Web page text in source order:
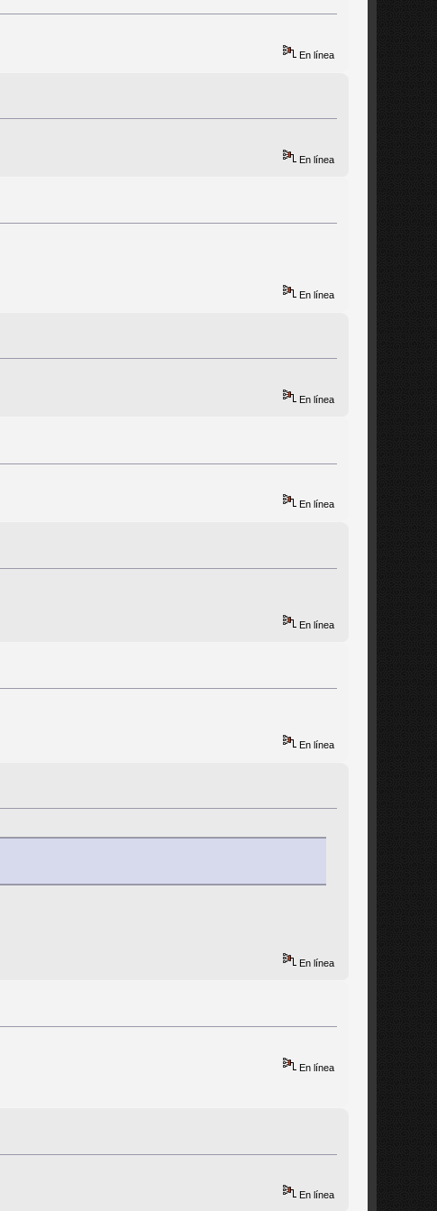
En línea
En línea
En línea
En línea
En línea
En línea
En línea
En línea
En línea
En línea